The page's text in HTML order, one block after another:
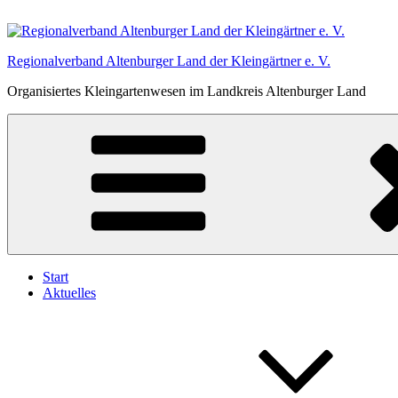
Inhalt
Regionalverband Altenburger Land der Kleingärtner e. V.
Organisiertes Kleingartenwesen im Landkreis Altenburger Land
Start
Aktuelles